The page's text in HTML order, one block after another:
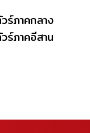
ร์ภาคกลาง
ร์ภาคอีสาน